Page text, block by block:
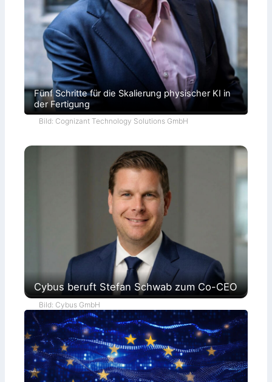
Fünf Schritte für die Skalierung physischer KI in
der Fertigung
Bild: Cognizant Technology Solutions GmbH
Cybus beruft Stefan Schwab zum Co-CEO
Bild: Cybus GmbH